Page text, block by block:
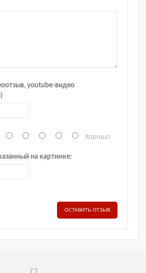
youtube-видео
Хорошо
на картинке:
ОСТАВИТЬ ОТЗЫВ